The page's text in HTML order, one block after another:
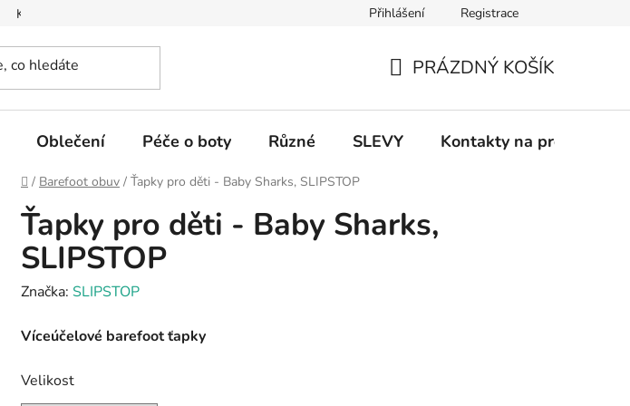
Kontakty na prodejny Informace k on-line platbám Odstoupení od
Přihlášení Registrace
KOŠÍK
PRÁZDNÝ KOŠÍK
Oblečení Péče o boty Různé SLEVY Kontakty na prodejny
Domů
/ Barefoot obuv / Ťapky pro děti - Baby Sharks, SLIPSTOP
Ťapky pro děti - Baby Sharks,
SLIPSTOP
Značka: SLIPSTOP
Víceúčelové barefoot ťapky
Velikost